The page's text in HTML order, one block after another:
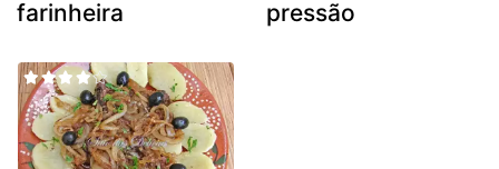
farinheira pressão